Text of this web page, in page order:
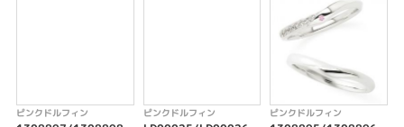
テイスト
ピンクドルフィン ピンクドルフィン ピンクドルフィン